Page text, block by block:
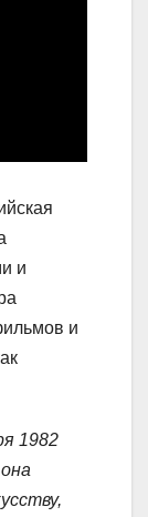
и
и
1982